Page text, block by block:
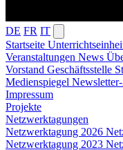
DE FR IT
Startseite
Veranstaltungen News
Vorstand Geschäftsstelle
Medienspiegel
Impressum
Projekte
Netzwerktagungen
Netzwerktagung 2026
Netzwerktagung 2023